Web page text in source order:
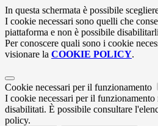
In questa schermata è possibile
I cookie necessari sono quelli che
piattaforma e non è possibile
Per conoscere quali sono i cookie
visionare la COOKIE POLICY.
Cookie necessari per il funzionamento
I cookie necessari per il funzionamento
disabilitati. È possibile consultare
policy.